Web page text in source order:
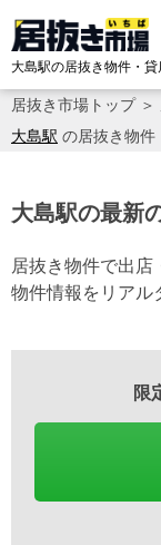
大島駅の居抜き物件・
居抜き市場トップ＞
大島駅 の居抜き物件
大島駅の最新
居抜き物件で出
物件情報をリアル
限